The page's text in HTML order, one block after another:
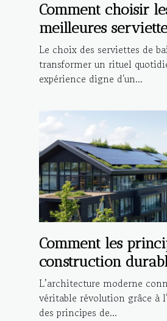
Comment choisir
meilleures
une expérience de
luxe ?
Le choix des serviettes de
transformer un rituel
expérience digne d'un...
Comment les
construction
influencent-ils
moderne ?
L’architecture moderne
véritable révolution grâce à
des principes de...